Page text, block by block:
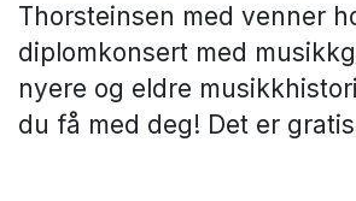
Thorsteinsen med venner
diplomkonsert med
nyere og eldre
du få med deg! Det er